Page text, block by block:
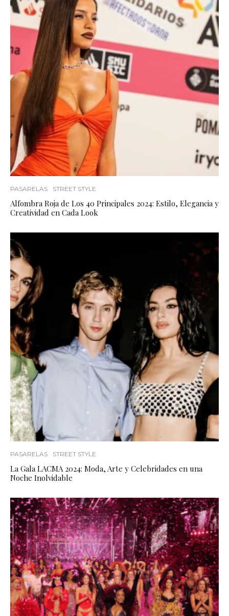
PASARELAS STREET STYLE
Alfombra Roja de Los 40 Principales 2024: Estilo, Elegancia y
Creatividad en Cada Look
PASARELAS STREET STYLE
La Gala LACMA 2024: Moda, Arte y Celebridades en una
Noche Inolvidable